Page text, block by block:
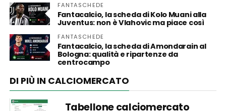
FANTASCHEDE
Fantacalcio, la scheda di Kolo Muani alla
Juventus: non è Vlahovic ma piace così
FANTASCHEDE
Fantacalcio, la scheda di Amondarain al
Bologna: qualità e ripartenze da
centrocampo
DI PIÙ IN CALCIOMERCATO
Tabellone calciomercato